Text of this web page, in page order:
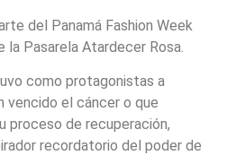
del Panamá Fashion Week
la Pasarela Atardecer Rosa.
como protagonistas a
vencido el cáncer o que
proceso de recuperación,
recordatorio del poder de